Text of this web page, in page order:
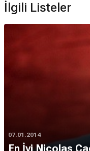
İlgili Listeler
07.01.2014
En İyi Nicolas